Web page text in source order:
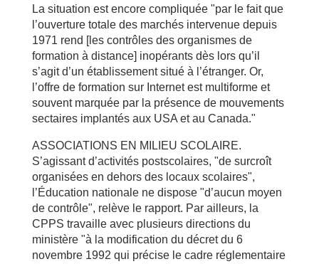
La situation est encore compliquée "par le fait que
l’ouverture totale des marchés intervenue depuis
1971 rend [les contrôles des organismes de
formation à distance] inopérants dès lors qu’il
s’agit d’un établissement situé à l’étranger. Or,
l’offre de formation sur Internet est multiforme et
souvent marquée par la présence de mouvements
sectaires implantés aux USA et au Canada."
ASSOCIATIONS EN MILIEU SCOLAIRE.
S’agissant d’activités postscolaires, "de surcroît
organisées en dehors des locaux scolaires",
l’Éducation nationale ne dispose "d’aucun moyen
de contrôle", relève le rapport. Par ailleurs, la
CPPS travaille avec plusieurs directions du
ministère "à la modification du décret du 6
novembre 1992 qui précise le cadre réglementaire